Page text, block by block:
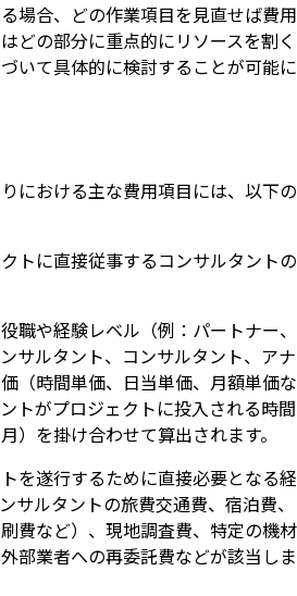
場合、どの作業項目を見直せば費用
どの部分に重点的にリソースを割く
いて具体的に検討することが可能に
における主な費用項目には、以下の
トに直接従事するコンサルタントの
職や経験レベル（例：パートナー、
サルタント、コンサルタント、アナ
（時間単価、日当単価、月額単価な
トがプロジェクトに投入される時間
）を掛け合わせて算出されます。
を遂行するために直接必要となる経
サルタントの旅費交通費、宿泊費、
費など）、現地調査費、特定の機材
部業者への再委託費などが該当しま